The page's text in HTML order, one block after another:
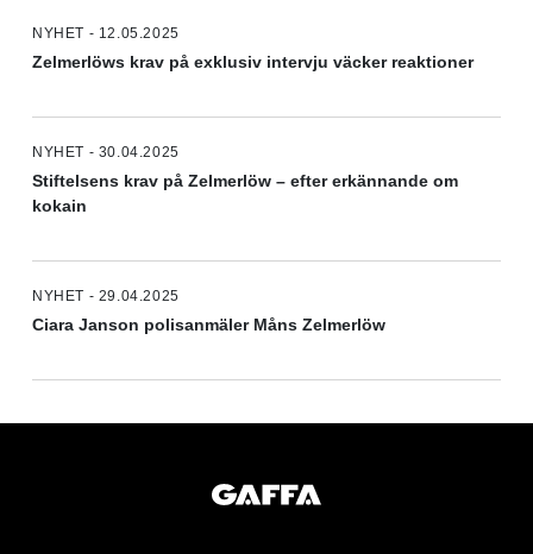
NYHET - 12.05.2025
Zelmerlöws krav på exklusiv intervju väcker reaktioner
NYHET - 30.04.2025
Stiftelsens krav på Zelmerlöw – efter erkännande om
kokain
NYHET - 29.04.2025
Ciara Janson polisanmäler Måns Zelmerlöw